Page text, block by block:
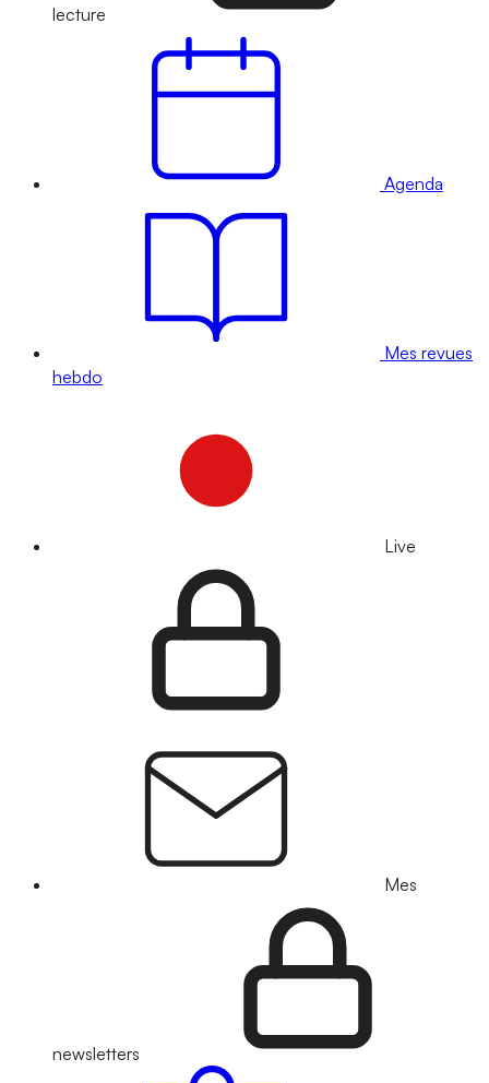
lecture
Agenda
Mes revues
hebdo
Live
Mes
newsletters